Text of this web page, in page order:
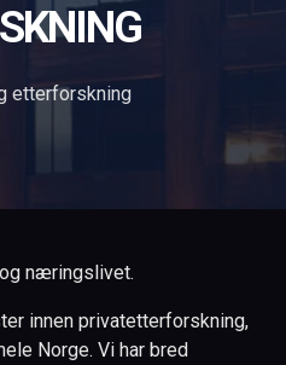
etterforskning
næringslivet.
innen privatetterforskning,
Norge. Vi har bred